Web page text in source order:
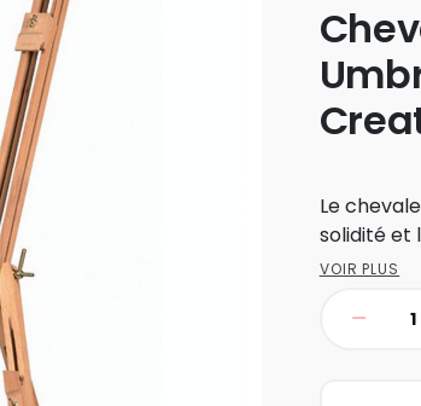
Le
solidité et
VOIR PLUS